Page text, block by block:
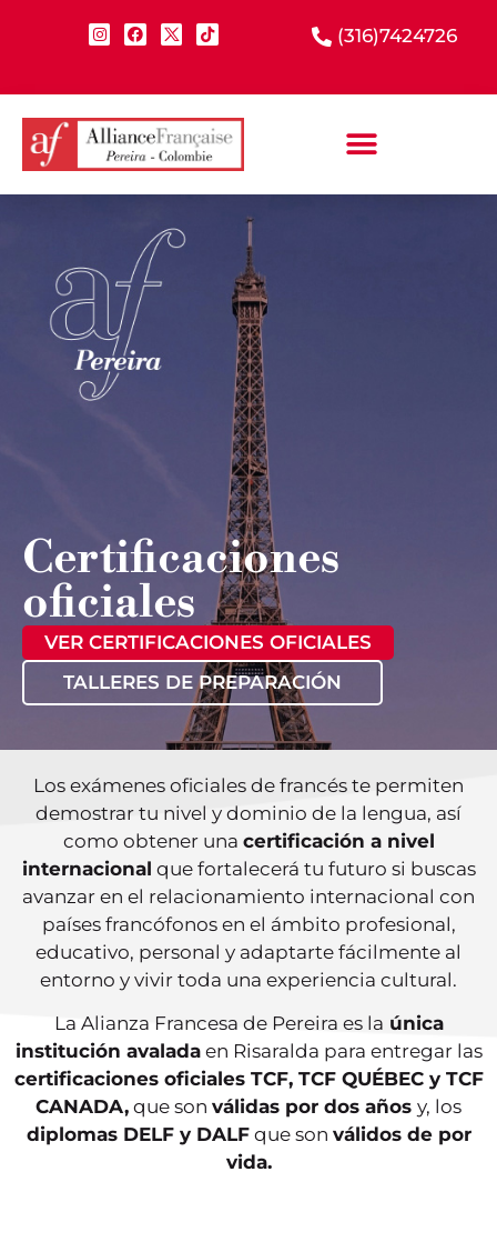
(316)7424726
Certificaciones
oficiales
VER CERTIFICACIONES OFICIALES
TALLERES DE PREPARACIÓN
Los exámenes oficiales de francés te permiten
demostrar tu nivel y dominio de la lengua, así
como obtener una certificación a nivel
internacional que fortalecerá tu futuro si buscas
avanzar en el relacionamiento internacional con
países francófonos en el ámbito profesional,
educativo, personal y adaptarte fácilmente al
entorno y vivir toda una experiencia cultural.
La Alianza Francesa de Pereira es la única
institución avaladaen Risaralda para entregar las
certificaciones oficiales TCF, TCF QUÉBEC y TCF
CANADA, que son válidas por dos años y, los
diplomas DELF y DALFque son válidos de por
vida.